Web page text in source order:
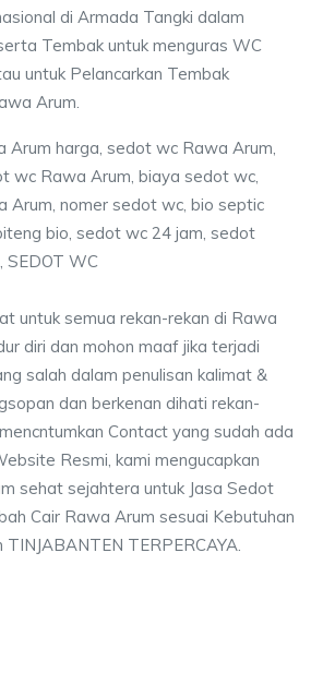
di Armada Tangki dalam
Tembak untuk menguras WC
untuk Pelancarkan Tembak
Arum.
Arum harga, sedot wc Rawa Arum,
wc Rawa Arum, biaya sedot wc,
Arum, nomer sedot wc, bio septic
bio, sedot wc 24 jam, sedot
SEDOT WC
untuk semua rekan-rekan di Rawa
diri dan mohon maaf jika terjadi
salah dalam penulisan kalimat &
dan berkenan dihati rekan-
Contact yang sudah ada
Resmi, kami mengucapkan
sehat sejahtera untuk Jasa Sedot
Cair Rawa Arum sesuai Kebutuhan
TERPERCAYA.